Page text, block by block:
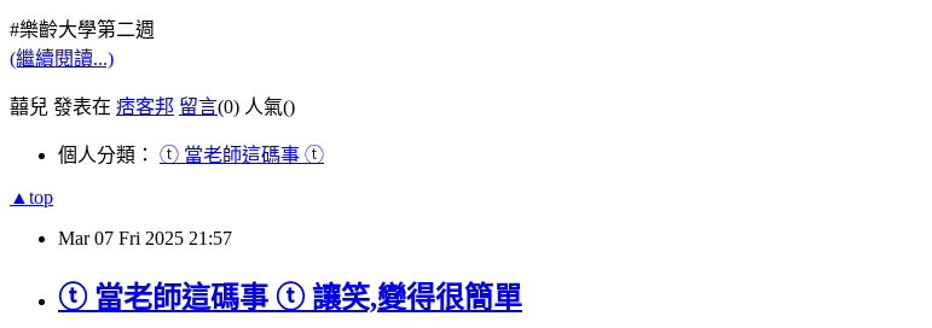
#樂齡大學第二週
(繼續閱讀...)
囍兒 發表在 痞客邦 留言(0) 人氣()
個人分類： ⓣ 當老師這碼事 ⓣ
▲top
Mar 07 Fri 2025 21:57
ⓣ 當老師這碼事 ⓣ 讓笑,變得很簡單